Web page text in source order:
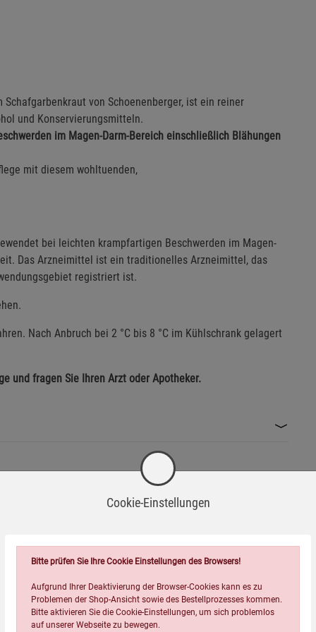
von Schoenenberger, ist ein reiner
und Konservierungsmitteln.
im Magen-Darm-Bereich einschließlich Blähungen
mit diesem wohltuenden,
bei leichten krampfartigen Beschwerden im Magen-
Das Arzneimittel ist ein traditionelles Arzneimittel, das
registriert ist.
Nach Anbruch bei 2 °C bis 8 °C im Kühlschrank gelagert
und fragen Sie Ihren Arzt oder Apotheker.
Cookie-Einstellungen
Bitte prüfen Sie Ihre Cookie Einstellungen des Browsers!
Aufgrund Ihrer Deaktivierung der Browser-Cookies kann es zu
Problemen der Shop-Ansicht sowie des Bestellprozesses kommen.
Bitte aktivieren Sie die Cookie-Einstellungen, um sich problemlos
auf unserer Webseite zu bewegen.